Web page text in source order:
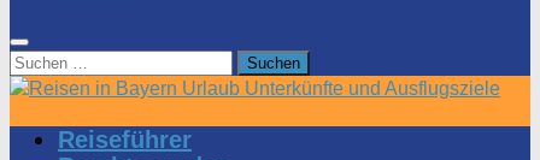
Suchen
nach:
Reiseführer